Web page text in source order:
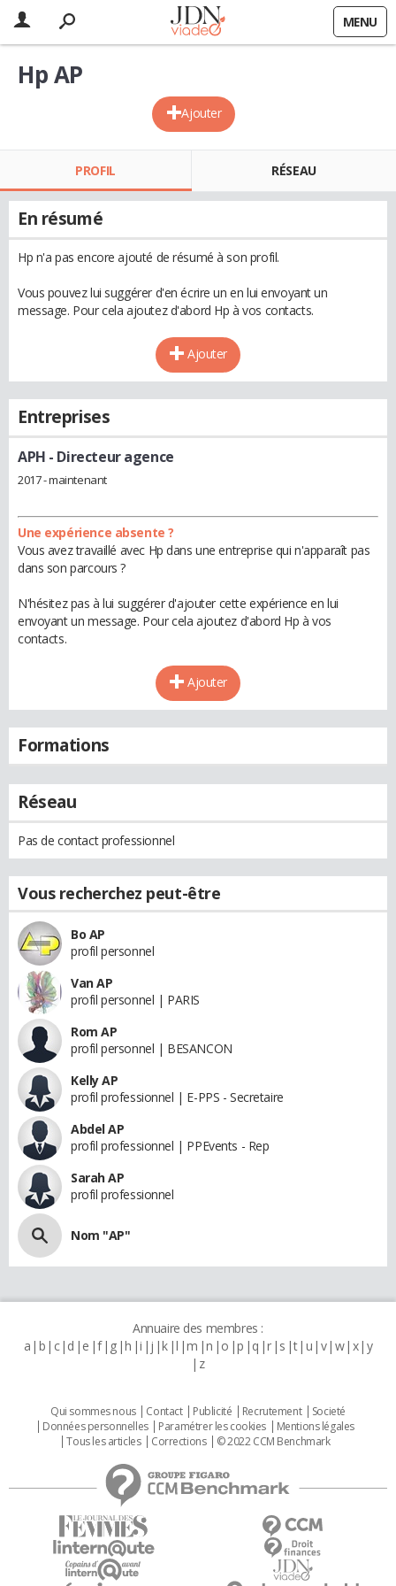
MENU
Ajouter
Hp AP
PROFIL RÉSEAU
En résumé
Hp n'a pas encore ajouté de résumé à son profil.
Vous pouvez lui suggérer d'en écrire un en lui envoyant un
message. Pour cela ajoutez d'abord Hp à vos contacts.
Ajouter
Entreprises
APH - Directeur agence
2017 - maintenant
Une expérience absente ?
Vous avez travaillé avec Hp dans une entreprise qui n'apparaît pas
dans son parcours ?
N'hésitez pas à lui suggérer d'ajouter cette expérience en lui
envoyant un message. Pour cela ajoutez d'abord Hp à vos
contacts.
Ajouter
Formations
Réseau
Pas de contact professionnel
Vous recherchez peut-être
Bo AP
profil personnel
Van AP
profil personnel | PARIS
Rom AP
profil personnel | BESANCON
Kelly AP
profil professionnel | E-PPS - Secretaire
Abdel AP
profil professionnel | PPEvents - Rep
Sarah AP
profil professionnel
Nom "AP"
Annuaire des membres :
a b c d e f g h i j k l m n o p q r s t u v w x y
z
Qui sommes nous Contact Publicité Recrutement
Societé
Données personnelles
Paramétrer les cookies
Mentions légales
Tous les articles
Corrections © 2022 CCM Benchmark